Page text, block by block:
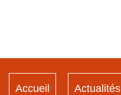
Accueil Actualités